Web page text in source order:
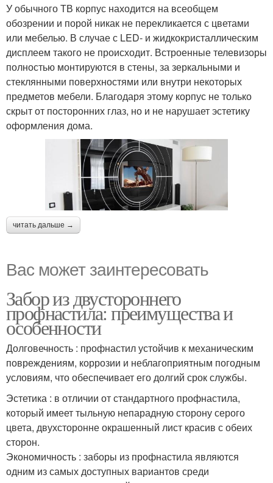
У обычного ТВ корпус находится на всеобщем
обозрении и порой никак не перекликается с цветами
или мебелью. В случае с LED- и жидкокристаллическим
дисплеем такого не происходит. Встроенные телевизоры
полностью монтируются в стены, за зеркальными и
стеклянными поверхностями или внутри некоторых
предметов мебели. Благодаря этому корпус не только
скрыт от посторонних глаз, но и не нарушает эстетику
оформления дома.
читать дальше →
Вас может заинтересовать
Забор из двустороннего
профнастила: преимущества и
особенности
Долговечность : профнастил устойчив к механическим
повреждениям, коррозии и неблагоприятным погодным
условиям, что обеспечивает его долгий срок службы.
Эстетика : в отличии от стандартного профнастила,
который имеет тыльную непарадную сторону серого
цвета, двухсторонне окрашенный лист красив с обеих
сторон.
Экономичность : заборы из профнастила являются
одним из самых доступных вариантов среди